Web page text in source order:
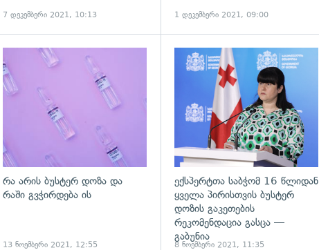
7 დეკემბერი 2021, 10:13 1 დეკემბერი 2021, 09:00
გადახედვა გადახედვა
რა არის ბუსტერ დოზა და
რაში გვჭირდება ის
13 ნოემბერი 2021, 12:55
ექსპერტთა საბჭომ 16 წლიდან
ყველა პირისთვის ბუსტერ
დოზის გაკეთების
რეკომენდაცია გასცა —
გაბუნია
8 ნოემბერი 2021, 11:35